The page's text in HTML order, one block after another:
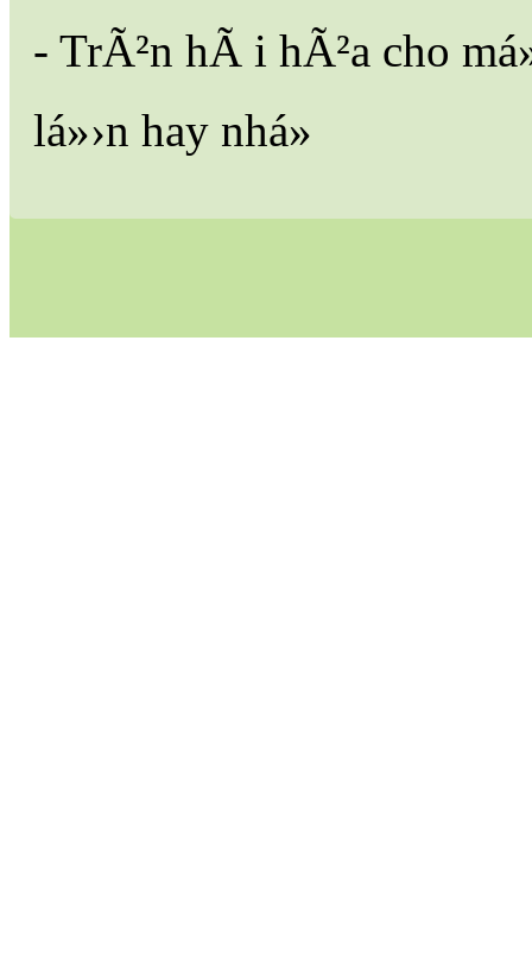
- TrÃ²n hÃ i hÃ²a cho
lá»›n hay nhá»